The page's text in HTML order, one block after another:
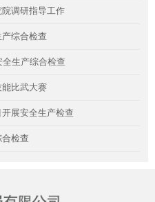
调研指导工作
综合检查
生产综合检查
比武大赛
展安全生产检查
检查